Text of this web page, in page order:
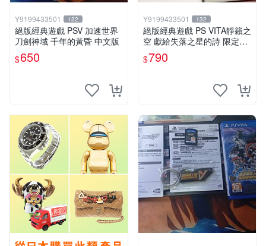
Y9199433501 132
絕版經典遊戲 PSV 加速世界
刀劍神域 千年的黃昏 中文版
$650
Y9199433501 132
絕版經典遊戲 PS VITA靜籟之
空 獻給失落之星的詩 限定版
「AGENT PACK」 日版 無遊
戲片
$790